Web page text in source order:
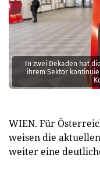
In zwei Dekaden hat
ihrem Sektor
WIEN. Für
weisen die
weiter eine